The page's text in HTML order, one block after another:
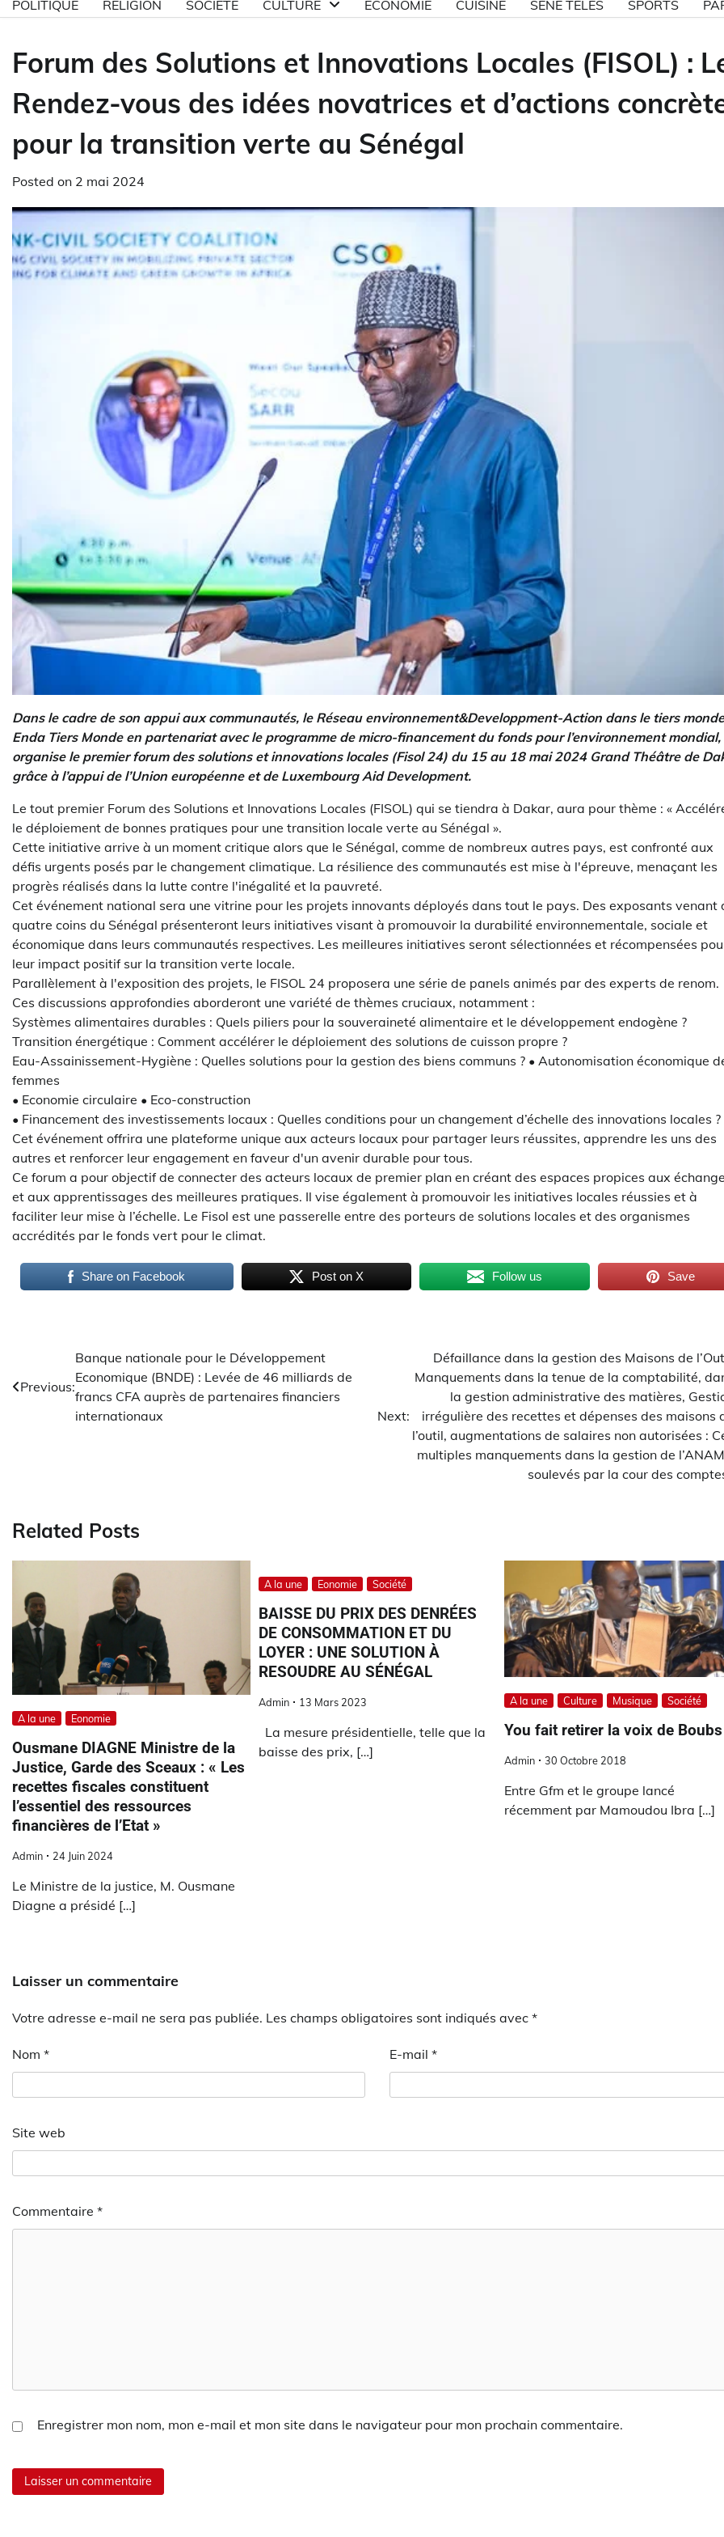
POLITIQUE
RELIGION SOCIETE CULTURE ECONOMIE CUISINE SÉNE TÉLÉS SPORTS
Forum des Solutions et Innovations Locales (FISOL) :
Rendez-vous des idées novatrices et d’actions
pour la transition verte au Sénégal
Posted on 2 mai 2024
Dans le cadre de son appui aux communautés, le Réseau environnement&Developpment-Action dans le tiers
Enda Tiers Monde en partenariat avec le programme de micro-financement du fonds pour l’environnement mondial,
organise le premier forum des solutions et innovations locales (Fisol 24) du 15 au 18 mai 2024 Grand Théâtre de
grâce à l’appui de l’Union européenne et de Luxembourg Aid Development.
Le tout premier Forum des Solutions et Innovations Locales (FISOL) qui se tiendra à Dakar, aura pour thème : «
le déploiement de bonnes pratiques pour une transition locale verte au Sénégal ».
Cette initiative arrive à un moment critique alors que le Sénégal, comme de nombreux autres pays, est confronté aux
défis urgents posés par le changement climatique. La résilience des communautés est mise à l'épreuve, menaçant les
progrès réalisés dans la lutte contre l'inégalité et la pauvreté.
Cet événement national sera une vitrine pour les projets innovants déployés dans tout le pays. Des exposants venant
quatre coins du Sénégal présenteront leurs initiatives visant à promouvoir la durabilité environnementale, sociale et
économique dans leurs communautés respectives. Les meilleures initiatives seront sélectionnées et récompensées
leur impact positif sur la transition verte locale.
Parallèlement à l'exposition des projets, le FISOL 24 proposera une série de panels animés par des experts de renom.
Ces discussions approfondies aborderont une variété de thèmes cruciaux, notamment :
Systèmes alimentaires durables : Quels piliers pour la souveraineté alimentaire et le développement endogène ?
Transition énergétique : Comment accélérer le déploiement des solutions de cuisson propre ?
Eau-Assainissement-Hygiène : Quelles solutions pour la gestion des biens communs ? • Autonomisation économique
femmes
• Economie circulaire • Eco-construction
• Financement des investissements locaux : Quelles conditions pour un changement d’échelle des innovations locales ?
Cet événement offrira une plateforme unique aux acteurs locaux pour partager leurs réussites, apprendre les uns des
autres et renforcer leur engagement en faveur d'un avenir durable pour tous.
Ce forum a pour objectif de connecter des acteurs locaux de premier plan en créant des espaces propices aux
et aux apprentissages des meilleures pratiques. Il vise également à promouvoir les initiatives locales réussies et à
faciliter leur mise à l’échelle. Le Fisol est une passerelle entre des porteurs de solutions locales et des organismes
accrédités par le fonds vert pour le climat.
Share on Facebook Post on X Follow us Save
Navigation
de
l’article
Previous:
Banque nationale pour le Développement
Economique (BNDE) : Levée de 46 milliards de
francs CFA auprès de partenaires financiers
internationaux
Next:
Défaillance dans la gestion des Maisons de
Manquements dans la tenue de la comptabilité,
la gestion administrative des matières,
irrégulière des recettes et dépenses des maisons
l’outil, augmentations de salaires non autorisées :
multiples manquements dans la gestion de
soulevés par la cour des
Related Posts
A la une Eonomie
Ousmane DIAGNE Ministre de la
Justice, Garde des Sceaux : « Les
recettes fiscales constituent
l’essentiel des ressources
financières de l’Etat »
Admin 24 Juin 2024
Le Ministre de la justice, M. Ousmane
Diagne a présidé […]
A la une Eonomie Société
BAISSE DU PRIX DES DENRÉES
DE CONSOMMATION ET DU
LOYER : UNE SOLUTION À
RESOUDRE AU SÉNÉGAL
Admin 13 Mars 2023
La mesure présidentielle, telle que la
baisse des prix, […]
A la une Culture Musique Société
You fait retirer la voix de Boubs
Admin 30 Octobre 2018
Entre Gfm et le groupe lancé
récemment par Mamoudou Ibra […]
Laisser un commentaire
Votre adresse e-mail ne sera pas publiée. Les champs obligatoires sont indiqués avec *
Nom * E-mail *
Site web
Commentaire *
Enregistrer mon nom, mon e-mail et mon site dans le navigateur pour mon prochain commentaire.